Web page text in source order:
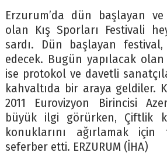
Erzurum’da dün başlayan
olan Kış Sporları Festivali
sardı. Dün başlayan
edecek. Bugün yapılacak
ise protokol ve davetli
kahvaltıda bir araya geldiler.
2011 Eurovizyon Birincisi
büyük ilgi görürken, Çiftlik
konuklarını ağırlamak için
seferber etti. ERZURUM (İHA)